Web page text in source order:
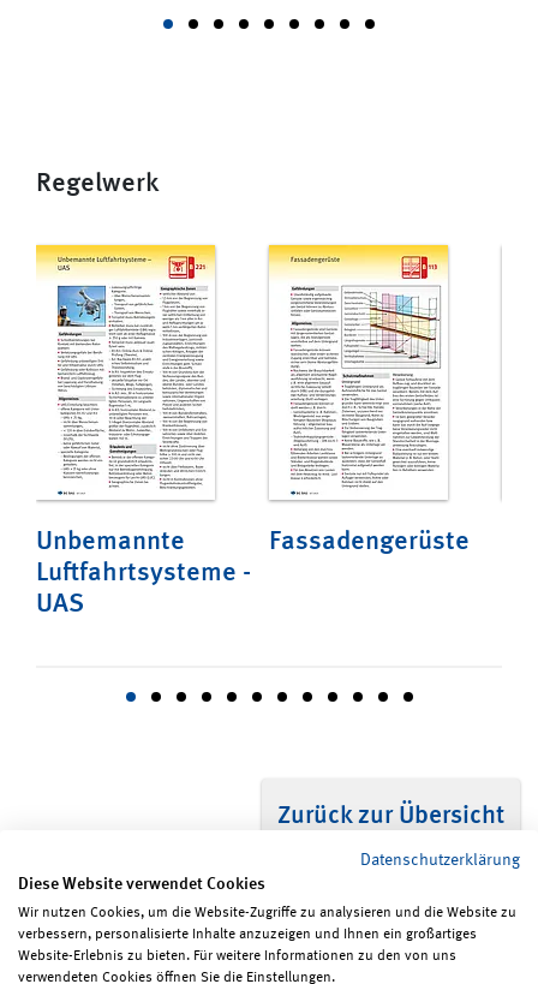
Regelwerk
Unbemannte
Luftfahrtsysteme -
UAS
Fassadengerüste
Zurück zur Übersicht
Seite teilen Seite drucken
Datenschutzerklärung
Diese Website verwendet Cookies
Wir nutzen Cookies, um die Website-Zugriffe zu analysieren und die Website zu
verbessern, personalisierte Inhalte anzuzeigen und Ihnen ein großartiges
Website-Erlebnis zu bieten. Für weitere Informationen zu den von uns
verwendeten Cookies öffnen Sie die Einstellungen.